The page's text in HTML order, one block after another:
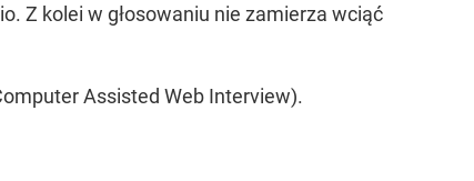
Z kolei w głosowaniu nie zamierza wciąć
Assisted Web Interview).